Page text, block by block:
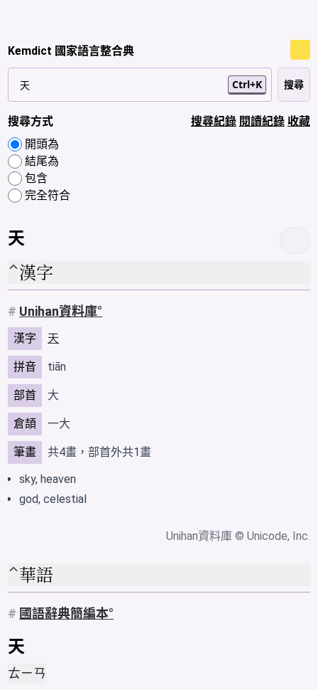
Kemdict 國家語言整合典
Ctrl+K
搜尋方式
開頭為
結尾為
包含
完全符合
搜尋紀錄 閱讀紀錄 收藏
天
漢字
# Unihan資料庫
漢字 天
拼音 tiān
部首 大
倉頡 一大
筆畫
共4畫，部首外共1畫
sky, heaven
god, celestial
Unihan資料庫 © Unicode, Inc.
華語
# 國語辭典簡編本
天
ㄊㄧㄢ